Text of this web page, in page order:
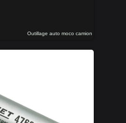
Outillage auto moco camion